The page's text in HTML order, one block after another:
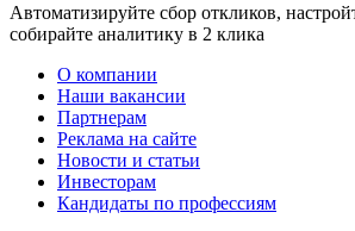
Автоматизируйте сбор откликов,
собирайте аналитику в 2 клика
О компании
Наши вакансии
Партнерам
Реклама на сайте
Новости и статьи
Инвесторам
Кандидаты по профессиям